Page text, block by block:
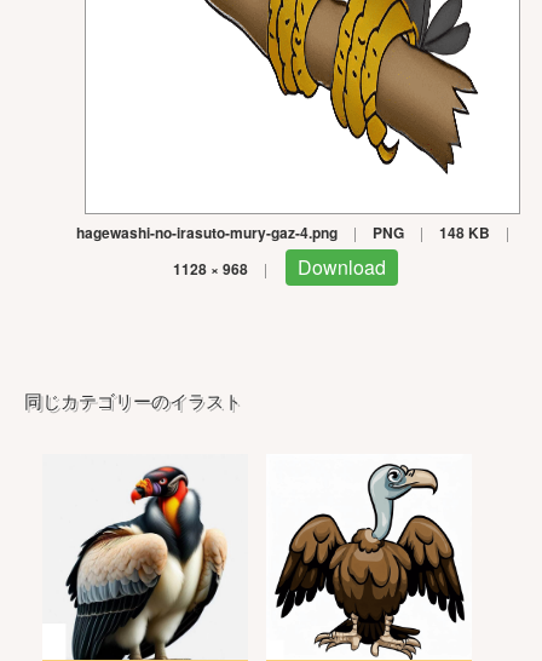
hagewashi-no-irasuto-mury-gaz-4.png | PNG | 148 KB |
1128 × 968 | Download
同じカテゴリーのイラスト